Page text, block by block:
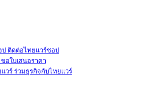
ติดต่อไทยแวร์ชอป
ขอใบเสนอราคา
ร่วมธุรกิจกับไทยแวร์